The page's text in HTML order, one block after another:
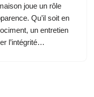
joue un rôle
Qu’il soit en
un entretien
l’intégrité…